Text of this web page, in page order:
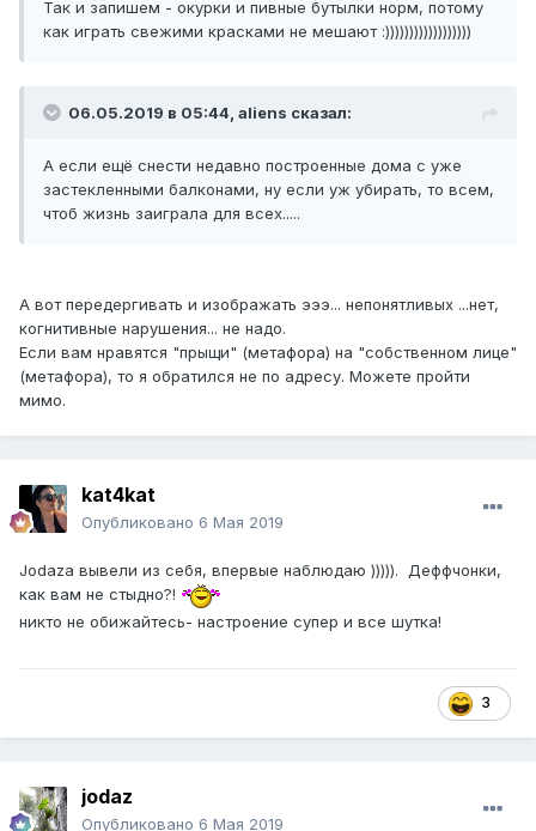
Так и запишем - окурки и пивные бутылки норм, потому
как играть свежими красками не мешают :))))))))))))))))))
06.05.2019 в 05:44, aliens сказал:
А если ещё снести недавно построенные дома с уже
застекленными балконами, ну если уж убирать, то всем,
чтоб жизнь заиграла для всех.....
А вот передергивать и изображать эээ... непонятливых ...нет,
когнитивные нарушения... не надо.
Если вам нравятся "прыщи" (метафора) на "собственном лице"
(метафора), то я обратился не по адресу. Можете пройти
мимо.
kat4kat
Опубликовано 6 Мая 2019
Jodaza вывели из себя, впервые наблюдаю ))))). Деффчонки,
как вам не стыдно?!
никто не обижайтесь- настроение супер и все шутка!
3
jodaz
Опубликовано 6 Мая 2019